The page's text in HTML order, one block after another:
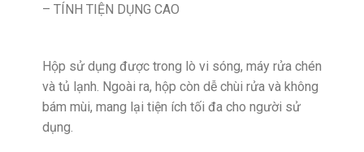
– TÍNH TIỆN DỤNG CAO
Hộp sử dụng được trong lò vi sóng, máy rửa chén
và tủ lạnh. Ngoài ra, hộp còn dễ chùi rửa và không
bám mùi, mang lại tiện ích tối đa cho người sử
dụng.